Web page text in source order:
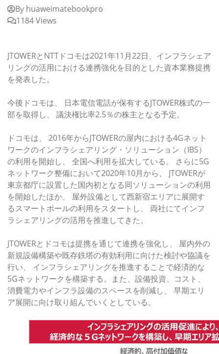
By huaweimatebookpro
1184 Views
JTOWERとNTTドコモは2021年11月22日、インフラシェア
リングの活用における連携強化を目的とした資本業務提携
を発表した。
今後ドコモは、 日本電信電話が保有するJTOWER株式の一
部を取得し、 議決権比率2.5％の株主となる予定。
ドコモは、 2016年からJTOWERの屋内における4Gネット
ワークのインフラシェアリング・ソリューション（IBS）
の利用を開始し、 全国へ利用を拡大している。 さらに5G
ネットワーク整備において2020年10月から、 JTOWERが
東京都庁に設置した国内初となる同ソリューションの利用
を開始したほか、 屋外設備として西新宿エリアに展開す
るスマートポールの利用をスタートし、 両社にてインフ
ラシェアリングの活用を推進してきた。
JTOWERとドコモは提携を通じて連携を強化し、 屋内外の
新規設備構築や既存鉄塔の有効利用に向けた検討や協議を
行い、 インフラシェアリングを推進することで経済的な
5Gネットワークを構築する。また、設備投資、コスト、
消費電力やインフラ設備のスペースを削減し、 早期エリ
ア展開に向け取り組んでいくとしている。